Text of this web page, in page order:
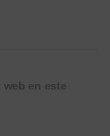
en este